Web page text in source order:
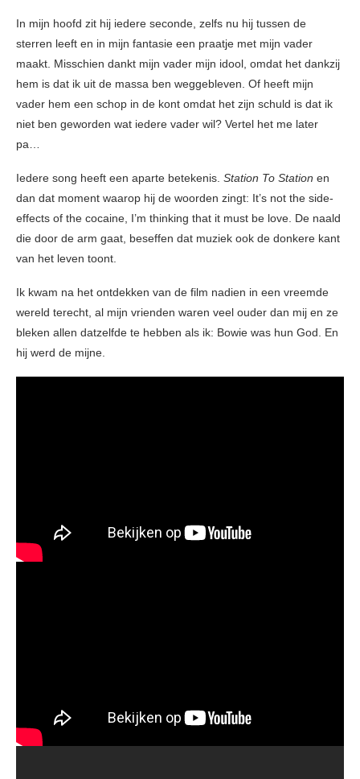
In mijn hoofd zit hij iedere seconde, zelfs nu hij tussen de
sterren leeft en in mijn fantasie een praatje met mijn vader
maakt. Misschien dankt mijn vader mijn idool, omdat het dankzij
hem is dat ik uit de massa ben weggebleven. Of heeft mijn
vader hem een schop in de kont omdat het zijn schuld is dat ik
niet ben geworden wat iedere vader wil? Vertel het me later
pa…
Iedere song heeft een aparte betekenis. Station To Station en
dan dat moment waarop hij de woorden zingt: It’s not the side-
effects of the cocaine, I’m thinking that it must be love. De naald
die door de arm gaat, beseffen dat muziek ook de donkere kant
van het leven toont.
Ik kwam na het ontdekken van de film nadien in een vreemde
wereld terecht, al mijn vrienden waren veel ouder dan mij en ze
bleken allen datzelfde te hebben als ik: Bowie was hun God. En
hij werd de mijne.